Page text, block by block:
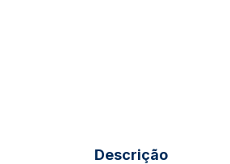
Descrição